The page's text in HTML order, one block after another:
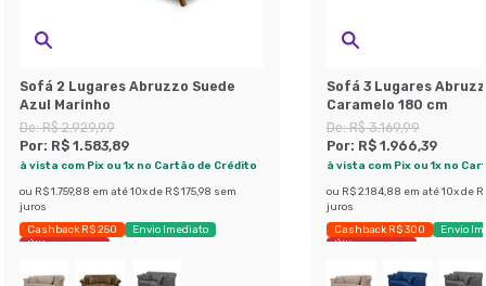
Sofá 2 Lugares Abruzzo Suede
Azul Marinho
De:R$ 2.929,99
Por: R$ 1.583,89
à vista com Pix ou 1x no Cartão de Crédito
ou R$ 1.759,88 em até 10x de R$ 175,98 sem
juros
Cashback R$ 250
Envio Imediato
Últimas peças
Sofá 3 Lugares
Caramelo 180 cm
De:R$ 3.169,99
Por: R$ 1.966,39
à vista com Pix ou 1x no
ou R$ 2.184,88 em até 10x de
juros
Cashback R$ 300
Envio
Últimas peças